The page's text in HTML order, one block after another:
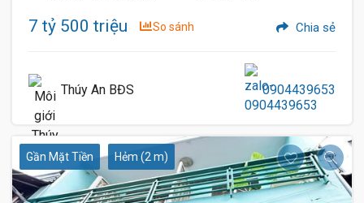
7 tỷ 500 triệu So sánh Chia sẻ
Thúy An BĐS 0904439653
Gần Mặt Tiền Hẻm (2 m)